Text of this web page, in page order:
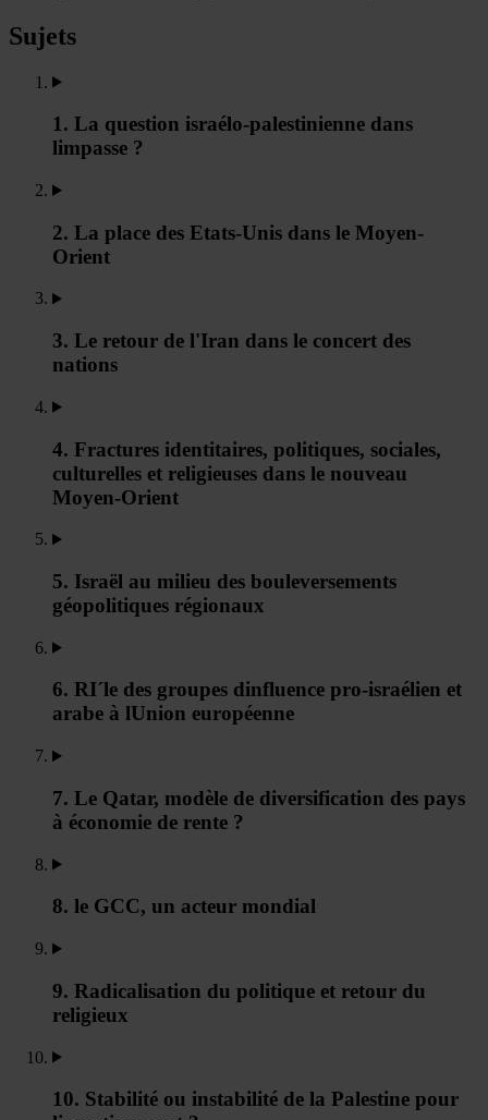
Sujets
1. La question israélo-palestinienne dans
limpasse ?
2. La place des Etats-Unis dans le Moyen-
Orient
3. Le retour de l'Iran dans le concert des
nations
4. Fractures identitaires, politiques, sociales,
culturelles et religieuses dans le nouveau
Moyen-Orient
5. Israël au milieu des bouleversements
géopolitiques régionaux
6. RI´le des groupes dinfluence pro-israélien et
arabe à lUnion européenne
7. Le Qatar, modèle de diversification des pays
à économie de rente ?
8. le GCC, un acteur mondial
9. Radicalisation du politique et retour du
religieux
10. Stabilité ou instabilité de la Palestine pour